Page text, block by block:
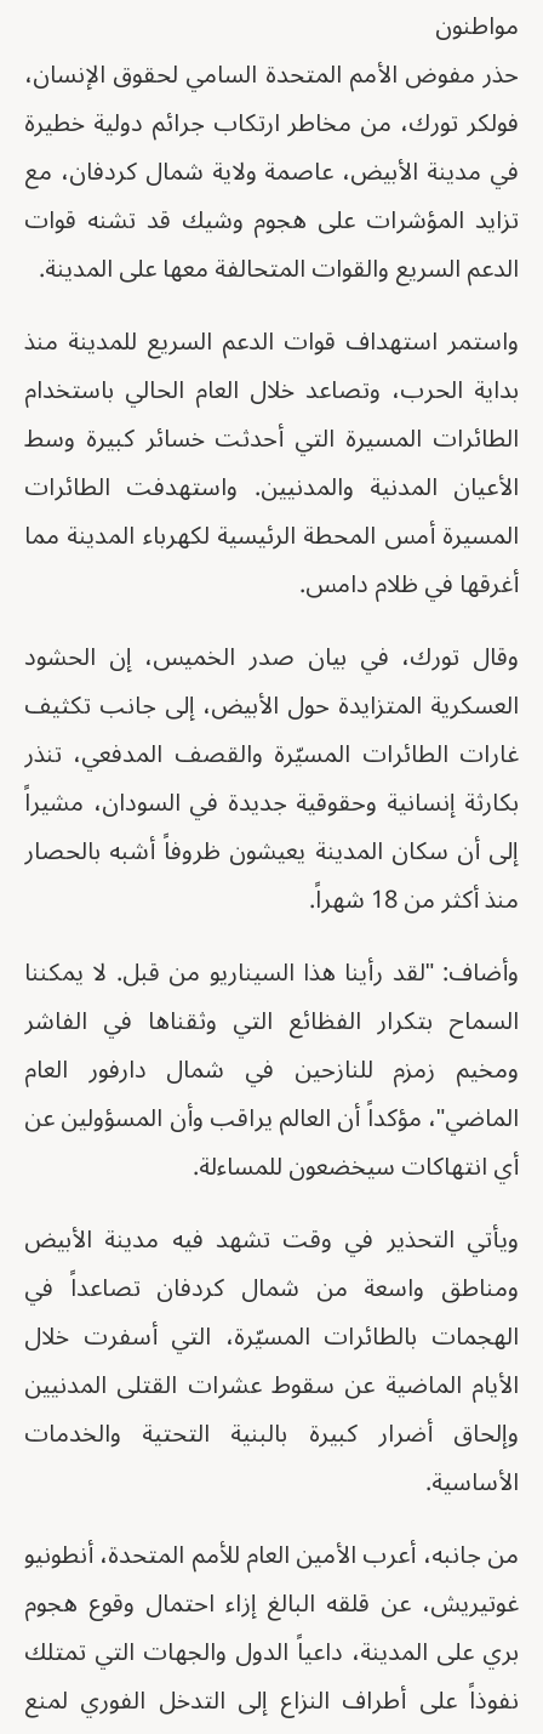
مواطنون
حذر مفوض الأمم المتحدة السامي لحقوق الإنسان،
فولكر تورك، من مخاطر ارتكاب جرائم دولية خطيرة
في مدينة الأبيض، عاصمة ولاية شمال كردفان، مع
تزايد المؤشرات على هجوم وشيك قد تشنه قوات
الدعم السريع والقوات المتحالفة معها على المدينة.
واستمر استهداف قوات الدعم السريع للمدينة منذ
بداية الحرب، وتصاعد خلال العام الحالي باستخدام
الطائرات المسيرة التي أحدثت خسائر كبيرة وسط
الأعيان المدنية والمدنيين. واستهدفت الطائرات
المسيرة أمس المحطة الرئيسية لكهرباء المدينة مما
أغرقها في ظلام دامس.
وقال تورك، في بيان صدر الخميس، إن الحشود
العسكرية المتزايدة حول الأبيض، إلى جانب تكثيف
غارات الطائرات المسيّرة والقصف المدفعي، تنذر
بكارثة إنسانية وحقوقية جديدة في السودان، مشيراً
إلى أن سكان المدينة يعيشون ظروفاً أشبه بالحصار
منذ أكثر من 18 شهراً.
وأضاف: "لقد رأينا هذا السيناريو من قبل. لا يمكننا
السماح بتكرار الفظائع التي وثقناها في الفاشر
ومخيم زمزم للنازحين في شمال دارفور العام
الماضي"، مؤكداً أن العالم يراقب وأن المسؤولين عن
أي انتهاكات سيخضعون للمساءلة.
ويأتي التحذير في وقت تشهد فيه مدينة الأبيض
ومناطق واسعة من شمال كردفان تصاعداً في
الهجمات بالطائرات المسيّرة، التي أسفرت خلال
الأيام الماضية عن سقوط عشرات القتلى المدنيين
وإلحاق أضرار كبيرة بالبنية التحتية والخدمات
الأساسية.
من جانبه، أعرب الأمين العام للأمم المتحدة، أنطونيو
غوتيريش، عن قلقه البالغ إزاء احتمال وقوع هجوم
بري على المدينة، داعياً الدول والجهات التي تمتلك
نفوذاً على أطراف النزاع إلى التدخل الفوري لمنع